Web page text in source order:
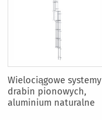
Wielociągowe systemy
drabin pionowych,
aluminium naturalne